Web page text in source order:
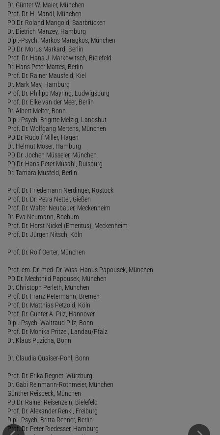
Dr. Günter W. Maier, München
Prof. Dr. H. Mandl, München
PD Dr. Roland Mangold, Saarbrücken
Dr. Dietrich Manzey, Hamburg
Dipl.-Psych. Markos Maragkos, München
PD Dr. Morus Markard, Berlin
Prof. Dr. Hans J. Markowitsch, Bielefeld
Dr. Hans Peter Mattes, Berlin
Prof. Dr. Rainer Mausfeld, Kiel
Dr. Mark May, Hamburg
Prof. Dr. Philipp Mayring, Ludwigsburg
Prof. Dr. Elke van der Meer, Berlin
Dr. Albert Melter, Bonn
Dipl.-Psych. Brigitte Melzig, Landshut
Prof. Dr. Wolfgang Mertens, München
PD Dr. Rudolf Miller, Hagen
Dr. Helmut Moser, Hamburg
PD Dr. Jochen Müsseler, München
PD Dr. Hans Peter Musahl, Duisburg
Dr. Tamara Musfeld, Berlin
Prof. Dr. Friedemann Nerdinger, Rostock
Prof. Dr. Dr. Petra Netter, Gießen
Prof. Dr. Walter Neubauer, Meckenheim
Dr. Eva Neumann, Bochum
Prof. Dr. Horst Nickel (Emeritus), Meckenheim
Prof. Dr. Jürgen Nitsch, Köln
Prof. Dr. Rolf Oerter, München
Prof. em. Dr. med. Dr. Wiss. Hanus Papousek, München
PD Dr. Mechthild Papousek, München
Dr. Christoph Perleth, München
Prof. Dr. Franz Petermann, Bremen
Prof. Dr. Matthias Petzold, Köln
Prof. Dr. Gunter A. Pilz, Hannover
Dipl.-Psych. Waltraud Pilz, Bonn
Prof. Dr. Monika Pritzel, Landau/Pfalz
Dr. Klaus Puzicha, Bonn
Dr. Claudia Quaiser-Pohl, Bonn
Prof. Dr. Erika Regnet, Würzburg
Dr. Gabi Reinmann-Rothmeier, München
Günther Reisbeck, München
PD Dr. Rainer Reisenzein, Bielefeld
Prof. Dr. Alexander Renkl, Freiburg
Dipl.-Psych. Britta Renner, Berlin
Prof. Dr. Peter Riedesser, Hamburg